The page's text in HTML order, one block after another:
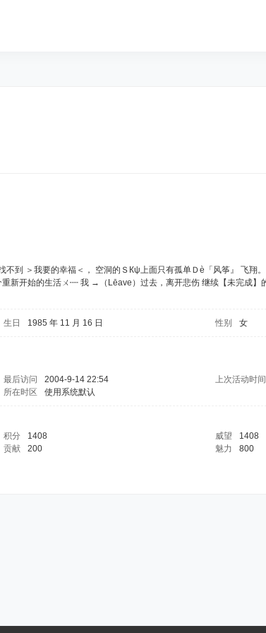
不到 ＞我要的幸福＜， 空洞的ＳКψ上面只有孤单Ｄè「风筝』 飞
重新开始的生活ㄨ┉ 我 →（Lēave）过去，离开悲伤 继续【未完成
生日 1985 年 11 月 16 日 性别 女
最后访问 2004-9-14 22:54 上次活动时间
所在时区 使用系统默认
积分 1408 威望
1408
贡献 200 魅力 800